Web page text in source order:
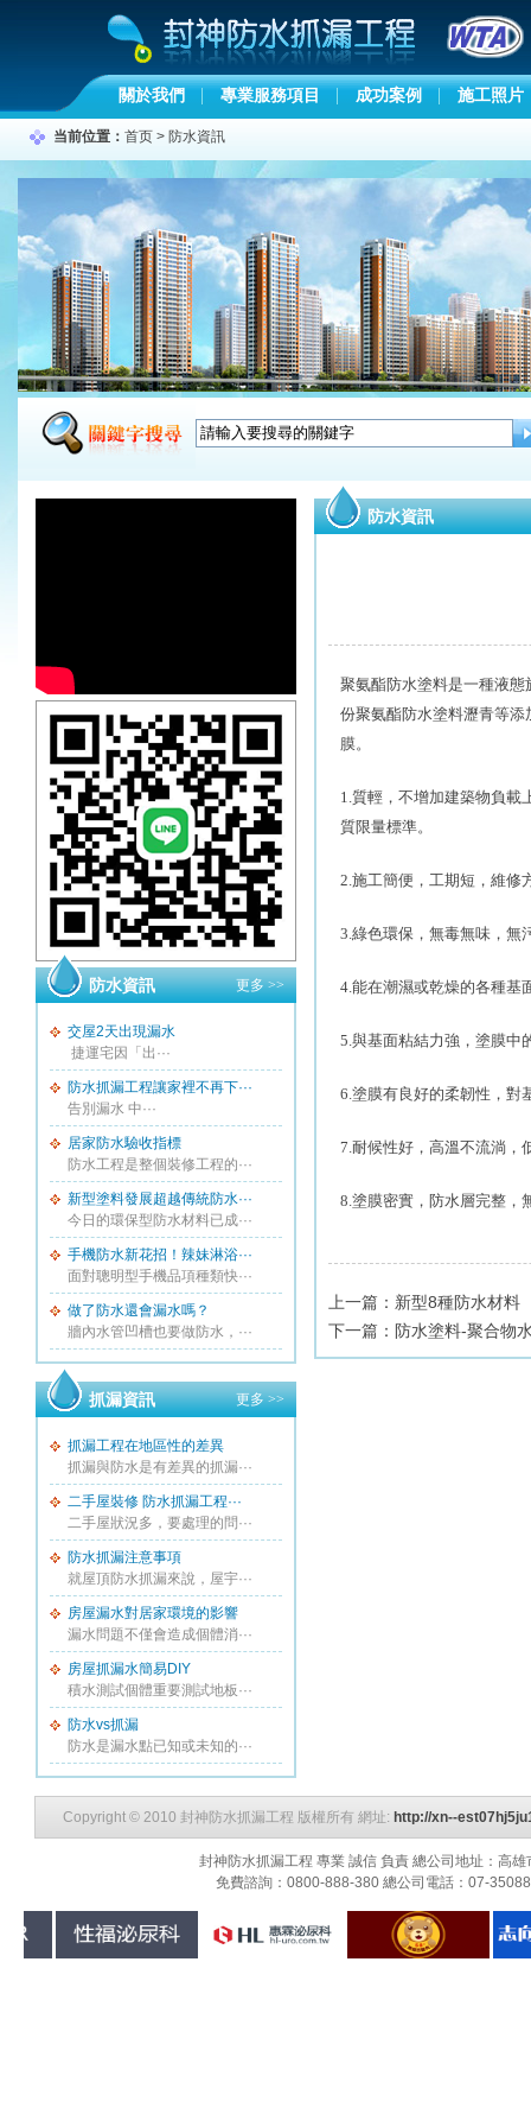
關於我們 專業服務項目 成功案例 施工照片
当前位置： 首页 > 防水資訊
更多 >>
防水資訊
交屋2天出現漏水
捷運宅因「出···
防水抓漏工程讓家裡不再下···
告別漏水 中···
居家防水驗收指標
防水工程是整個裝修工程的···
新型塗料發展超越傳統防水···
今日的環保型防水材料已成···
手機防水新花招！辣妹淋浴···
面對聰明型手機品項種類快···
做了防水還會漏水嗎？
牆內水管凹槽也要做防水，···
更多 >>
抓漏資訊
抓漏工程在地區性的差異
抓漏與防水是有差異的抓漏···
二手屋裝修 防水抓漏工程···
二手屋狀況多，要處理的問···
防水抓漏注意事項
就屋頂防水抓漏來說，屋宇···
房屋漏水對居家環境的影響
漏水問題不僅會造成個體消···
房屋抓漏水簡易DIY
積水測試個體重要測試地板···
防水vs抓漏
防水是漏水點已知或未知的···
防水資訊
聚氨酯防水塗料是一種液
份聚氨酯防水塗料瀝青等
膜。
1.質輕，不增加建築物負載
質限量標準。
2.施工簡便，工期短，維修
3.綠色環保，無毒無味，無
4.能在潮濕或乾燥的各種基
5.與基面粘結力強，塗膜中
6.塗膜有良好的柔韌性，對
7.耐候性好，高溫不流淌，
8.塗膜密實，防水層完整，
上一篇： 新型8種防水材料
下一篇： 防水塗料-聚合物
Copyright © 2010 封神防水抓漏工程 版權所有 網址: http://xn--
封神防水抓漏工程 專業 誠信 負責 總公司地址：高
免費諮詢：0800-888-380 總公司電話：07-